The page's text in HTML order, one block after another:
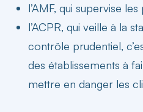
l’AMF, qui supervise
l’ACPR, qui veille à la
contrôle prudentiel,
des établissements à
mettre en danger les